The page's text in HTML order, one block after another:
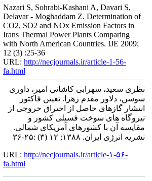
Nazari S, Sohrabi-Kashani A, Davari S,
Delavar - Moghaddam Z. Determination of
CO2, SO2 and NOx Emission Factors in
Irans Thermal Power Plants Comparing
with North American Countries. IJE 2009;
12 (3) :25-36
URL: http://necjournals.ir/article-1-56-
fa.html
نظری سعید، سهرابی کاشانی امیر، داوری
سوسن، دلاور مقدم زهرا. تعیین فاکتور
انتشار گازهای حاصل از احتراق خروجی از
نیروگاه های سوخت فسیلی کشور و
مقایسه آن با کشورهای آمریکای شمالی.
نشریه انرژی ایران. ۱۳۸۸; ۱۲ (۳) :۲۵-۳۶
URL: http://necjournals.ir/article-۱-۵۶-
fa.html